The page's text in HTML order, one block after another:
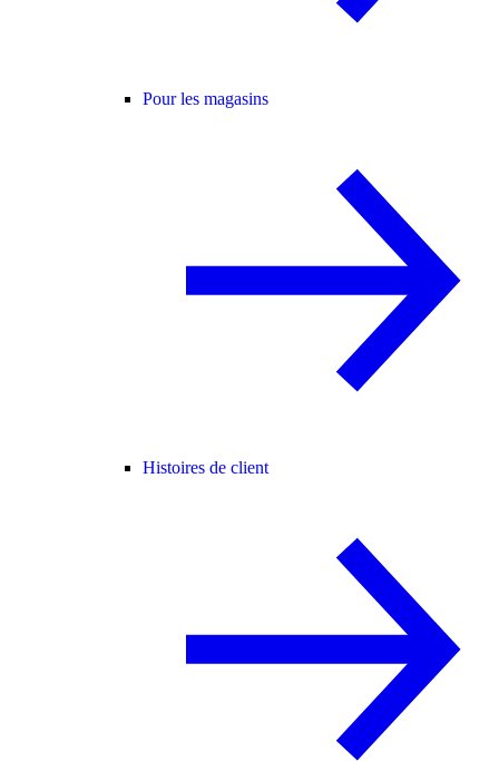
Pour les magasins
Histoires de client